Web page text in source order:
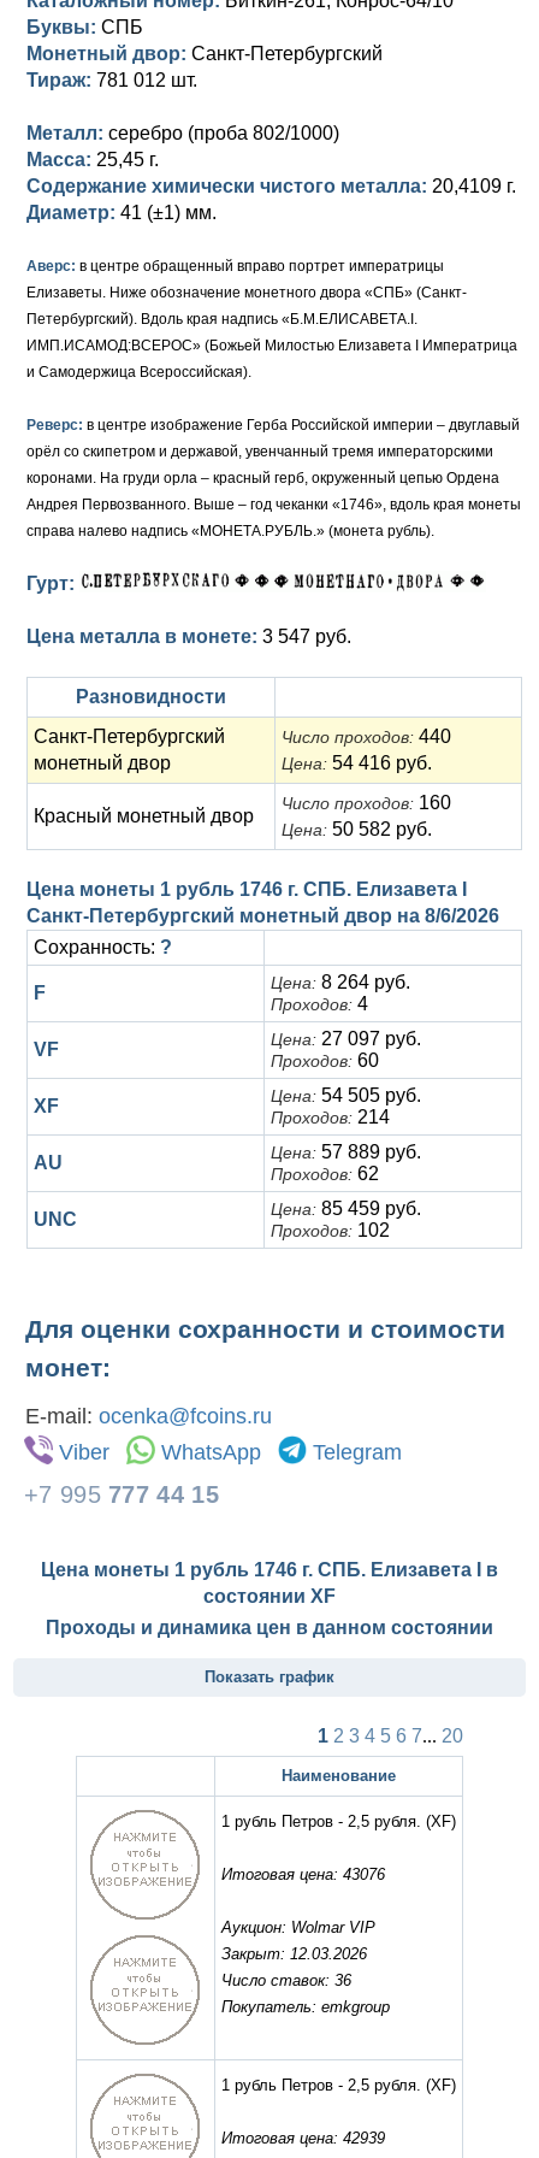
Памятные и донативные
Для Грузии
Русско-Польские
Памятные и донативные
Медь
Для Грузии
Серебро
Медь
Золото
Серебро
Сибирские монеты
Для Молдавии и Валахии
Таврические монеты
Петр III (1762)
Елизавета I (1741-1762)
Серебро
Медь
Для Пруссии
Альбертусталер
Анна Иоанновна (1730-1740)
Петр II (1727-1730)
Екатерина I (1725-1727)
Золото
Медь
Для Речи Посполитой
Буквы: СПБ
Монетный двор: Санкт-Петербургский
Тираж: 781 012 шт.
Металл: серебро (проба 802/1000)
Масса: 25,45 г.
Содержание химически чистого металла: 20,4109 г.
Диаметр: 41 (±1) мм.
Аверс: в центре обращенный вправо портрет императрицы
Елизаветы. Ниже обозначение монетного двора «СПБ» (Санкт-
Петербургский). Вдоль края надпись «Б.М.ЕЛИСАВЕТА.I.
ИМП.ИСАМОД:ВСЕРОС» (Божьей Милостью Елизавета I Императрица
и Самодержица Всероссийская).
Реверс: в центре изображение Герба Российской империи – двуглавый
орёл со скипетром и державой, увенчанный тремя императорскими
коронами. На груди орла – красный герб, окруженный цепью Ордена
Андрея Первозванного. Выше – год чеканки «1746», вдоль края монеты
справа налево надпись «МОНЕТА.РУБЛЬ.» (монета рубль).
Гурт:
Цена металла в монете: 3 547 руб.
Разновидности
Санкт-Петербургский
монетный двор
Число проходов: 440
Цена: 54 416 руб.
Красный монетный двор
Число проходов: 160
Цена: 50 582 руб.
Цена монеты 1 рубль 1746 г. СПБ. Елизавета I
Санкт-Петербургский монетный двор на 8/6/2026
Сохранность: ?
F Цена: 8 264 руб.
Проходов: 4
VF Цена: 27 097 руб.
Проходов: 60
XF Цена: 54 505 руб.
Проходов: 214
AU Цена: 57 889 руб.
Проходов: 62
UNC Цена: 85 459 руб.
Проходов: 102
Для оценки сохранности и стоимости
монет:
E-mail: ocenka@fcoins.ru
Viber
WhatsApp Telegram
+7 995 777 44 15
Цена монеты 1 рубль 1746 г. СПБ. Елизавета I в
состоянии XF
Проходы и динамика цен в данном состоянии
Показать график
1 2 3 4 5 6 7... 20
Наименование
1 рубль Петров - 2,5 рубля. (XF)
Итоговая цена: 43076
Аукцион: Wolmar VIP
Закрыт: 12.03.2026
Число ставок: 36
Покупатель: emkgroup
1 рубль Петров - 2,5 рубля. (XF)
Итоговая цена: 42939